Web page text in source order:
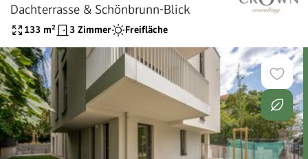
Dachterrasse & Schönbrunn-Blick
133 m² 3 Zimmer Freifläche